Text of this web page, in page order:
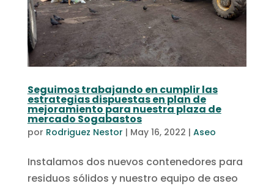
Seguimos trabajando en cumplir las
estrategias dispuestas en plan de
mejoramiento para nuestra plaza de
mercado Sogabastos
por Rodriguez Nestor | May 16, 2022 | Aseo
Instalamos dos nuevos contenedores para
residuos sólidos y nuestro equipo de aseo